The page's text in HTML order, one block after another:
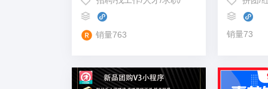
销量763 销量73